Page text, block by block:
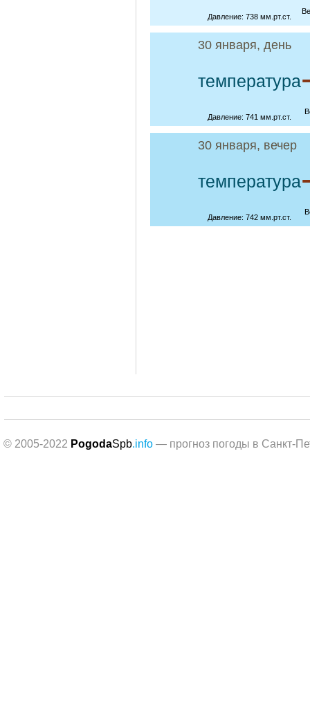
Давление: 738 мм.рт.ст.
30 января, день
температура
Давление: 741 мм.рт.ст.
30 января, вечер
температура
Давление: 742 мм.рт.ст.
© 2005-2022 PogodaSpb.info — прогноз погоды в Санкт-